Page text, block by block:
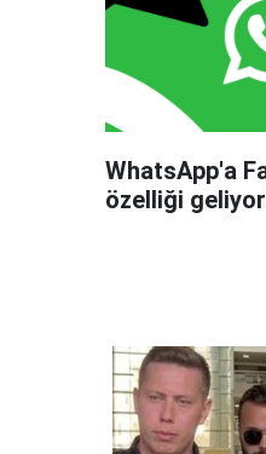
WhatsApp'a
özelliği